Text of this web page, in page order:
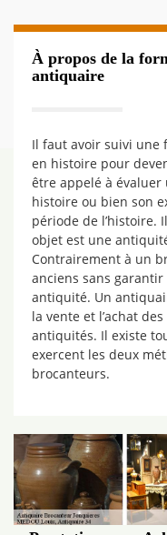
À propos de la
antiquaire
Il faut avoir suivi une
en histoire pour
être appelé à
histoire ou bien son
période de l’histoire.
objet est une
Contrairement à un
anciens sans garantir
antiquité. Un
la vente et l’achat
antiquités. Il existe
exercent les deux
brocanteurs.